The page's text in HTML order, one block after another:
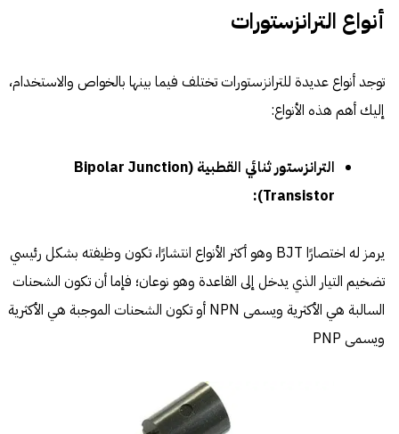
أنواع الترانزستورات
توجد أنواع عديدة للترانزستورات تختلف فيما بينها بالخواص والاستخدام،
إليك أهم هذه الأنواع:
الترانزستور ثنائي القطبية (Bipolar Junction
Transistor):
يرمز له اختصارًا BJT وهو أكثر الأنواع انتشارًا، تكون وظيفته بشكل رئيسي
تضخيم التيار الذي يدخل إلى القاعدة وهو نوعان؛ فإما أن تكون الشحنات
السالبة هي الأكثرية ويسمى NPN أو تكون الشحنات الموجبة هي الأكثرية
ويسمى PNP